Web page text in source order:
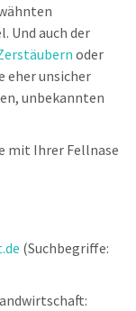
Und auch der
oder
eher unsicher
unbekannten
mit Ihrer Fellnase
(Suchbegriffe: